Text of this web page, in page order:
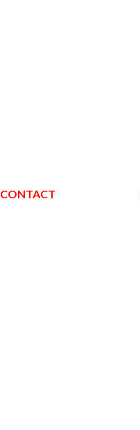
CONTACT